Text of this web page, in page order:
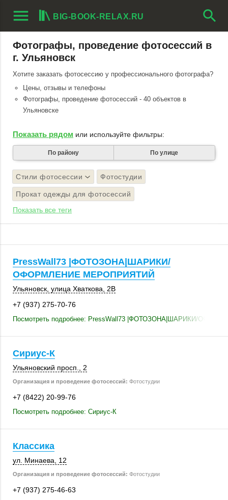
menu BIG-BOOK-RELAX.RU search
Фотографы, проведение фотосессий в
г. Ульяновск
Хотите заказать фотосессию у профессионального фотографа?
Цены, отзывы и телефоны
Фотографы, проведение фотосессий - 40 объектов в
Ульяновске
Показать рядом или используйте фильтры:
По району По улице
Стили фотосессии Фотостудии
Прокат одежды для фотосессий
Показать все теги
PressWall73 |ФОТОЗОНА|ШАРИКИ/
ОФОРМЛЕНИЕ МЕРОПРИЯТИЙ
Ульяновск улица Хваткова, 2В
+7 (937) 275-70-76
Посмотреть подробнее: PressWall73 |ФОТОЗОНА|ШАРИКИ/
Сириус-К
Ульяновский просп., 2
Организация и проведение фотосессий: Фотостудии
+7 (8422) 20-99-76
Посмотреть подробнее: Сириус-К
Классика
ул. Минаева, 12
Организация и проведение фотосессий: Фотостудии
+7 (937) 275-46-63